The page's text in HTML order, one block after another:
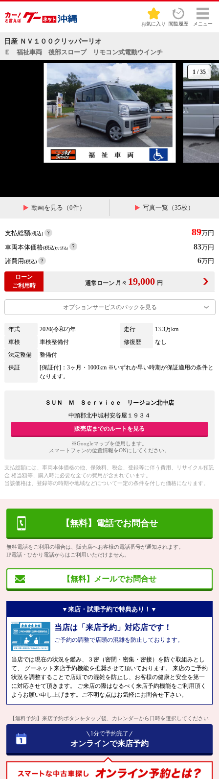
お気に入り 閲覧履歴 メニュー
日産 ＮＶ１００クリッパーリオ
Ｅ 福祉車両 後部スロープ リモコン式電動ウインチ
1 /35
動画を見る（0件） 写真一覧（35枚）
支払総額(税込) 89万円
車両本体価格(税込)(リ済込) 83万円
諸費用(税込) 6万円
ローン
ご利用時
通常ローン 月々 19,000 円
オプションサービスのパックを見る
年式 2020(令和2)年 走行
13.3万km
車検
車検整備付 修復歴
なし
法定整備
整備付
保証
[保証付]：3ヶ月・1000km ※いずれか早い時期が保証適用の条件と
なります。
ＳＵＮ Ｍ Ｓｅｒｖｉｃｅ リージョン北中店
中頭郡北中城村安谷屋１９３４
販売店までのルートを見る
※Googleマップを使用します。
スマートフォンの位置情報をONにしてください。
支払総額には、車両本体価格の他、保険料、税金、登録等に伴う費用、リサイクル預託
金 相当額等、購入時に必要な全ての費用が含まれています。
当該価格は、登録等の時期や地域などについて一定の条件を付した価格になります。
【無料】電話でお問合せ
無料電話をご利用の場合は、販売店へお客様の電話番号が通知されます。
IP電話・ひかり電話からはご利用いただけません。
【無料】メールでお問合せ
▼来店・試乗予約で特典あり！▼
当店は「来店予約」対応店です！
ご予約の調整で店頭の混雑を防止しております。
当店では現在の状況を鑑み、３密（密閉・密集・密接）を防ぐ取組みとし
て、 グーネット来店予約機能を推奨させて頂いております。 来店のご予約
状況を調整することで店頭での混雑を防止し、お客様の健康と安全を第一
に対応させて頂きます。 ご来店の際はなるべく来店予約機能をご利用頂く
ようお願い申し上げます。ご不明な点はお気軽にお問合せ下さい。
【無料予約】来店予約ボタンをタップ後、カレンダーから日時を選択してください
1分で予約完了
オンラインで来店予約